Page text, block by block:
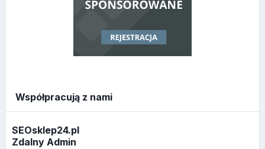
Współpracują z nami
SEOsklep24.pl
Zdalny Admin